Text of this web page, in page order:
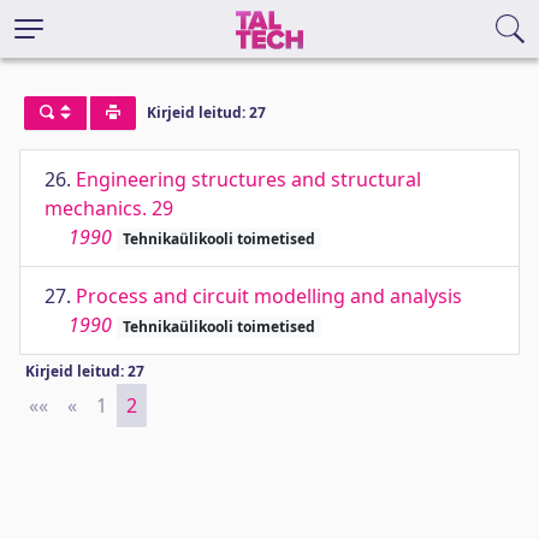
Kirjeid leitud: 27
26. Engineering structures and structural
mechanics. 29
1990 Tehnikaülikooli toimetised
27. Process and circuit modelling and analysis
1990 Tehnikaülikooli toimetised
Kirjeid leitud: 27
«« First
« Previous
1 2